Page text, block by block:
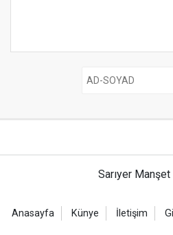
Sarıyer
Anasayfa Künye İletişim